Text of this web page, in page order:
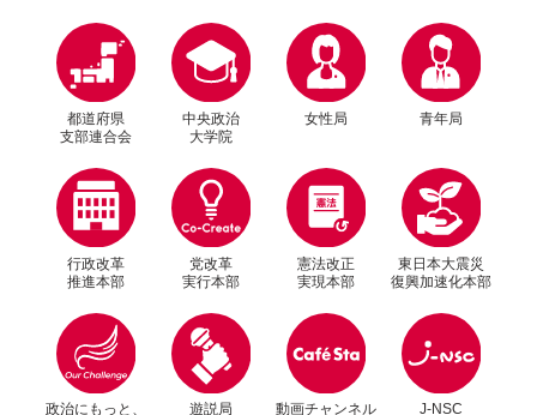
都道府県
支部連合会
中央政治
大学院
女性局 青年局
行政改革
推進本部
党改革
実行本部
憲法改正
実現本部
東日本大震災
復興加速化本部
政治にもっと、
別ウィンドウリンク
遊説局
別ウィンドウリンク
動画チャンネル J-NSC